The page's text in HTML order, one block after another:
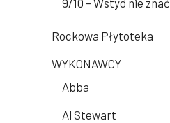
9/10 – Wstyd nie znać
Rockowa Płytoteka
WYKONAWCY
Abba
Al Stewart